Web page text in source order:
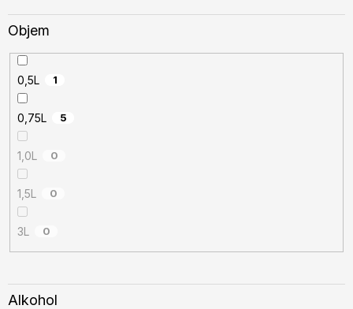
Objem
0,5L 1
0,75L 5
1,0L 0
1,5L 0
3L 0
Alkohol